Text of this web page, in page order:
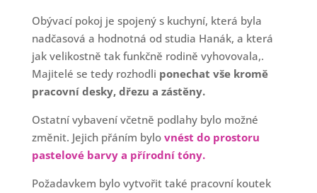
Obývací pokoj je spojený s kuchyní, která byla
nadčasová a hodnotná od studia Hanák, a která
jak velikostně tak funkčně rodině vyhovovala,.
Majitelé se tedy rozhodli ponechat vše kromě
pracovní desky, dřezu a zástěny.
Ostatní vybavení včetně podlahy bylo možné
změnit. Jejich přáním bylo vnést do prostoru
pastelové barvy a přírodní tóny.
Požadavkem bylo vytvořit také pracovní koutek